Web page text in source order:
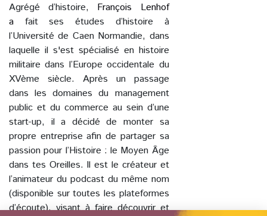
Agrégé d’histoire, François Lenhof
a fait ses études d’histoire à
l’Université de Caen Normandie, dans
laquelle il s'est spécialisé en histoire
militaire dans l’Europe occidentale du
XVème siècle. Après un passage
dans les domaines du management
public et du commerce au sein d’une
start-up, il a décidé de monter sa
propre entreprise afin de partager sa
passion pour l’Histoire : le Moyen Âge
dans tes Oreilles. Il est le créateur et
l’animateur du podcast du même nom
(disponible sur toutes les plateformes
d’écoute), visant à faire découvrir et